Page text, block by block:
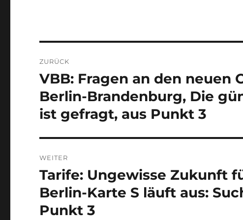
ZURÜCK
Vorheriger
Beitrag:
VBB: Fragen an den neuen
Berlin-Brandenburg, Die
ist gefragt, aus Punkt 3
WEITER
Nächster
Beitrag:
Tarife: Ungewisse Zukunft
Berlin-Karte S läuft aus:
Punkt 3